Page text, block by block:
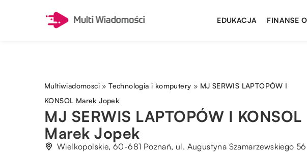
EDUKACJA FINANSE
Multiwiadomosci »Technologia i komputery » MJ SERWIS LAPTOPÓW I
KONSOL Marek Jopek
MJ SERWIS LAPTOPÓW I KONSOL
Marek Jopek
Wielkopolskie, 60-681 Poznań, ul. Augustyna Szamarzewskiego 56